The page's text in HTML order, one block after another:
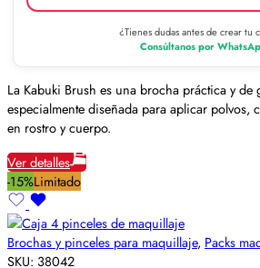
¿Tienes dudas antes de crear tu
Consúltanos por
La Kabuki Brush es una brocha práctica y de
especialmente diseñada para aplicar polvos,
en rostro y cuerpo.
Ver detalles
-15%Limitado
Brochas y pinceles para maquillaje, Packs
SKU: 38042